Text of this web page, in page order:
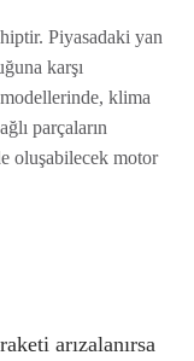
Piyasadaki yan
karşı
klima
parçaların
oluşabilecek motor
arızalanırsa